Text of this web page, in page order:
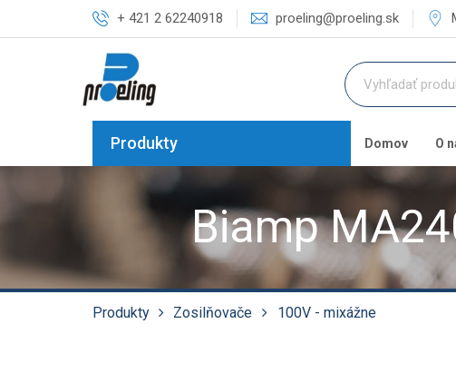
+ 421 2 62240918 proeling@proeling.sk
Produkty Domov O
Biamp
Produkty Zosilňovače 100V - mixážne